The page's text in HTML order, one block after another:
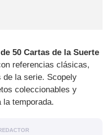
50 Cartas de la Suerte
referencias clásicas,
de la serie. Scopely
coleccionables y
temporada.